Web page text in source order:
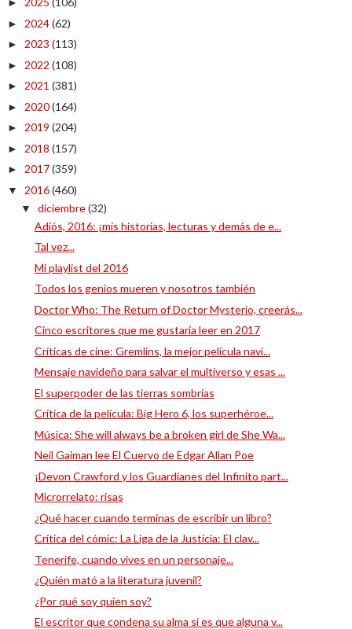
► 2024(62)
► 2023 (113)
► 2022 (108)
► 2021 (381)
► 2020(164)
► 2019 (204)
► 2018 (157)
► 2017(359)
▼ 2016(460)
▼ diciembre(32)
Adiós, 2016: ¡mis historias, lecturas y demás de e...
Tal vez...
Mi playlist del 2016
Todos los genios mueren y nosotros también
Doctor Who: The Return of Doctor Mysterio, creerás...
Cinco escritores que me gustaría leer en 2017
Críticas de cine: Gremlins, la mejor película navi...
Mensaje navideño para salvar el multiverso y esas ...
El superpoder de las tierras sombrías
Crítica de la película: Big Hero 6, los superhéroe...
Música: She will always be a broken girl de She Wa...
Neil Gaiman lee El Cuervo de Edgar Allan Poe
¡Devon Crawford y los Guardianes del Infinito part...
Microrrelato: risas
¿Qué hacer cuando terminas de escribir un libro?
Crítica del cómic: La Liga de la Justicia: El clav...
Tenerife, cuando vives en un personaje...
¿Quién mató a la literatura juvenil?
¿Por qué soy quien soy?
El escritor que condena su alma si es que alguna v...